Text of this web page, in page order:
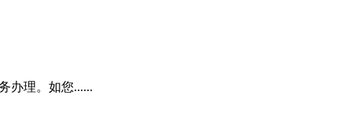
办理。如您......